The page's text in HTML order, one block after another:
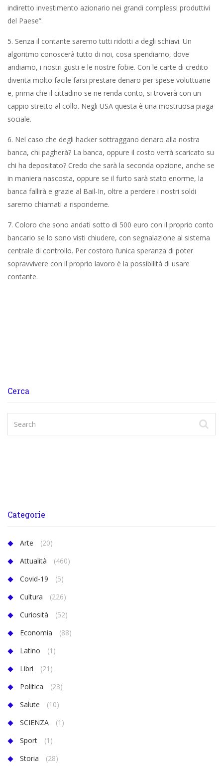
indiretto investimento azionario nei grandi complessi produttivi
del Paese”.
5. Senza il contante saremo tutti ridotti a degli schiavi. Un
algoritmo conoscerà tutto di noi, cosa spendiamo, dove
andiamo, i nostri gusti e le nostre fobie. Con le carte di credito
diventa molto facile farsi prestare denaro per spese voluttuarie
e, prima che il cittadino se ne renda conto, si troverà con un
cappio stretto al collo. Negli USA questa è una mostruosa piaga
sociale.
6. Nel caso che degli hacker sottraggano denaro alla nostra
banca, chi pagherà? La banca, oppure il costo verrà scaricato su
chi ha depositato? Credo che sarà la seconda opzione, anche se
in maniera nascosta, oppure se il furto sarà stato enorme, la
banca fallirà e grazie al Bail-In, oltre a perdere i nostri soldi
saremo chiamati a risponderne.
7. Coloro che sono andati sotto di 500 euro con il proprio conto
bancario se lo sono visti chiudere, con segnalazione al sistema
centrale di controllo. Per costoro l’unica speranza di poter
sopravvivere con il proprio lavoro è la possibilità di usare
contante.
Cerca
Categorie
Arte
(20)
Attualità
(460)
Covid-19
(5)
Cultura
(226)
Curiosità
(52)
Economia
(88)
Latino
(1)
Libri
(21)
Politica
(23)
Salute
(10)
SCIENZA
(1)
Sport
(1)
Storia
(28)